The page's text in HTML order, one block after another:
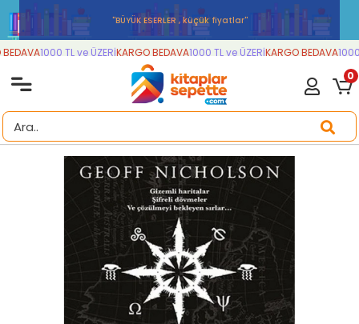
''BÜYÜK ESERLER , küçük fiyatlar''
1000 TL ve ÜZERİKARGO BEDAVA1000 TL ve ÜZERİKARGO BEDAVA1000
0